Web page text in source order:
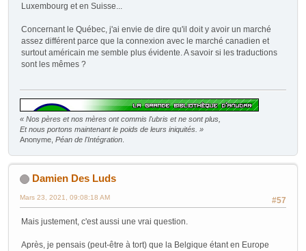
Luxembourg et en Suisse...
Concernant le Québec, j'ai envie de dire qu'il doit y avoir un marché
assez différent parce que la connexion avec le marché canadien et
surtout américain me semble plus évidente. A savoir si les traductions
sont les mêmes ?
« Nos pères et nos mères ont commis l'ubris et ne sont plus,
Et nous portons maintenant le poids de leurs iniquités. »
Anonyme, Péan de l'Intégration
Damien Des Luds
#57
Mars 23, 2021, 09:08:18 AM
Mais justement, c'est aussi une vrai question.
Après, je pensais (peut-être à tort) que la Belgique étant en Europe